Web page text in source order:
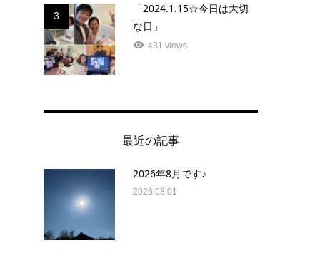
3
「2024.1.15☆今日は大切
な日」
431 views
最近の記事
2026年8月です♪
2026.08.01